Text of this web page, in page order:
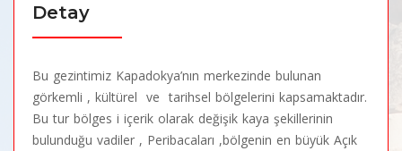
Detay
Bu gezintimiz Kapadokya’nın merkezinde bulunan
görkemli , kültürel ve tarihsel bölgelerini kapsamaktadır.
Bu tur bölges i içerik olarak değişik kaya şekillerinin
bulunduğu vadiler , Peribacaları ,bölgenin en büyük Açık